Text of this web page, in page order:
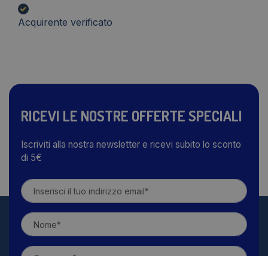
Acquirente verificato
RICEVI LE NOSTRE OFFERTE SPECIALI
Iscriviti alla nostra newsletter e ricevi subito lo sconto
di 5€